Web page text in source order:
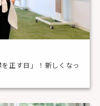
正す日」！新しくなっ